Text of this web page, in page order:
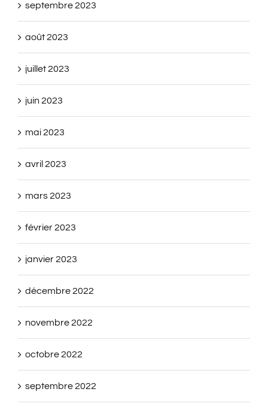
septembre 2023
août 2023
juillet 2023
juin 2023
mai 2023
avril 2023
mars 2023
février 2023
janvier 2023
décembre 2022
novembre 2022
octobre 2022
septembre 2022